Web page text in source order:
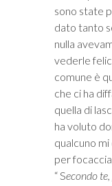
sono state
dato tanto
nulla
vederle
comune è
che ci ha
quella di
ha voluto
qualcuno
per
“ Secondo